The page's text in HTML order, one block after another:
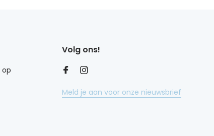
op
Volg ons!
Meld je aan voor onze nieuwsbrief